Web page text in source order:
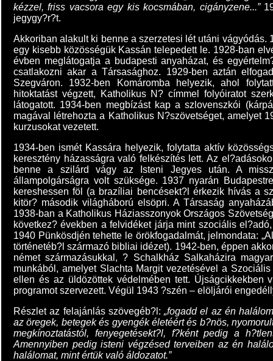
kézzel, friss vacsora egy kis kocsmában, cigányzene...”
jegygy?r?t.
Akkoriban alakult ki benne a szerzetesi lét utáni
egy kisebb közösségük Kassán telepedett le. 1928-ban
évben meglátogatja a budapesti anyaházat, és
csatlakozni akar a Társasághoz. 1929-ben aztán
Szegváron. 1932-ben Komáromba helyezik, ahol
hitoktatást végzett, Katholikus N? címmel folyóiratot
látogatott. 1934-ben megbízást kap a szlovenszkói
magával létrehozta a Katholikus N?szövetséget, amelyet
kurzusokat vezetett.
1934-ben ismét Kassára helyezik, folytatta aktív
keresztény házasságra való felkészítés lett. Az
benne a szilárd vágy az Isteni Jegyes után. A
állampolgárságra volt szüksége. 1937 nyarán
kereshessen föl (a brazíliai bencésekt?l érkezik hívás a
kitör? második világháború elsöpri. A Társaság
1938-ban a Katholikus Háziasszonyok Országos
következ? években a felvidéket járja mint szociális
1940 Pünkösdjén tehette le örökfogadalmát, jelmondata:
történetéb?l származó bibliai idézet). 1942-ben, éppen
német származásukkal, ? Schalkház Salkaházira
munkából, amelyet Slachta Margit vezetésével a
ellen és az üldözöttek védelmében tett. Újságcikkekben
programot szervezett. Végül 1943 ?szén – elöljárói
Részlet az felajánlás szövegéb?l: „fogadd el az én
az öregek, betegek és gyengék életéért és b?nös,
megkínoztatástól, fenyegetésekt?l, f?ként pedig a
Amennyiben pedig isteni végzésed terveiben az én
halálomat, mint értük való áldozatot.”